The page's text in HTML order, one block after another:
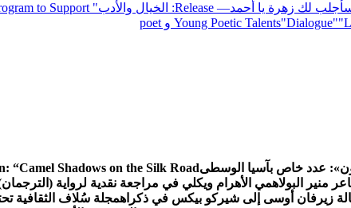
لك زهرة يا أحمد— Release : الخيال والأدب" inviting poets and writers from around the world to participate in Kazakh
to Support
Young Poetic Talents"Dialogue"
عدد خاص بآسيا الوسطى“Camel Shadows on the Silk Road”
منير البولاهمي الأهرام ويكلي في مراجعة نقدية لرواية
زيرفان أوسى إلى شيركو بيكس في ذكراهمجلة سُلاف الثقافية